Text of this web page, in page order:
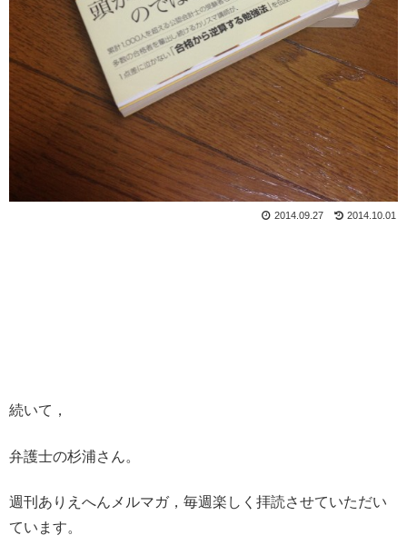
2014.10.01
2014.09.27
続いて，
弁護士の杉浦さん。
週刊ありえへんメルマガ，毎週楽しく拝読させていただい
ています。